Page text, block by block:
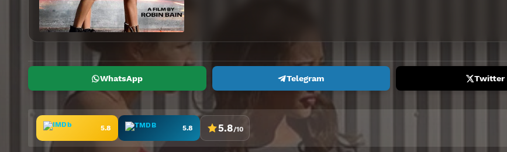
WhatsApp Telegram Twitter
5.8 5.8 5.8/10